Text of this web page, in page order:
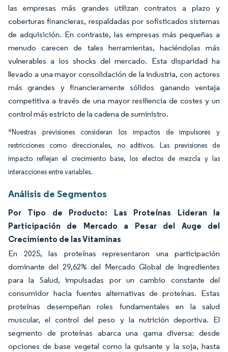
las empresas más grandes utilizan contratos a plazo y
coberturas financieras, respaldadas por sofisticados sistemas
de adquisición. En contraste, las empresas más pequeñas a
menudo carecen de tales herramientas, haciéndolas más
vulnerables a los shocks del mercado. Esta disparidad ha
llevado a una mayor consolidación de la industria, con actores
más grandes y financieramente sólidos ganando ventaja
competitiva a través de una mayor resiliencia de costes y un
control más estricto de la cadena de suministro.
*Nuestras previsiones consideran los impactos de impulsores y
restricciones como direccionales, no aditivos. Las previsiones de
impacto reflejan el crecimiento base, los efectos de mezcla y las
interacciones entre variables.
Análisis de Segmentos
Por Tipo de Producto: Las Proteínas Lideran la
Participación de Mercado a Pesar del Auge del
Crecimiento de las Vitaminas
En 2025, las proteínas representaron una participación
dominante del 29,62% del Mercado Global de Ingredientes
para la Salud, impulsadas por un cambio constante del
consumidor hacia fuentes alternativas de proteínas. Estas
proteínas desempeñan roles fundamentales en la salud
muscular, el control del peso y la nutrición deportiva. El
segmento de proteínas abarca una gama diversa: desde
opciones de base vegetal como la guisante y la soja, hasta